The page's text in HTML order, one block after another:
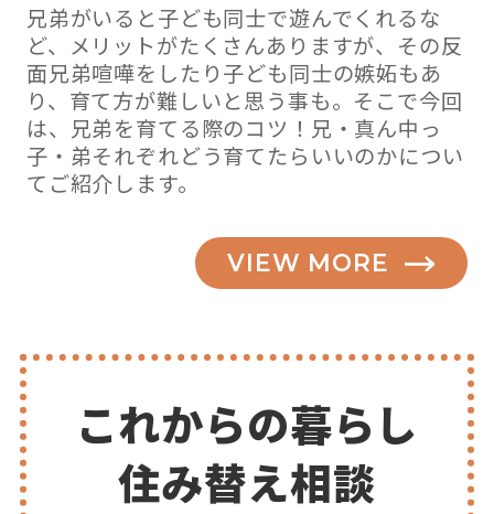
兄弟がいると子ども同士で遊んでくれるな
ど、メリットがたくさんありますが、その反
面兄弟喧嘩をしたり子ども同士の嫉妬もあ
り、育て方が難しいと思う事も。そこで今回
は、兄弟を育てる際のコツ！兄・真ん中っ
子・弟それぞれどう育てたらいいのかについ
てご紹介します。
VIEW MORE
これからの暮らし
住み替え相談